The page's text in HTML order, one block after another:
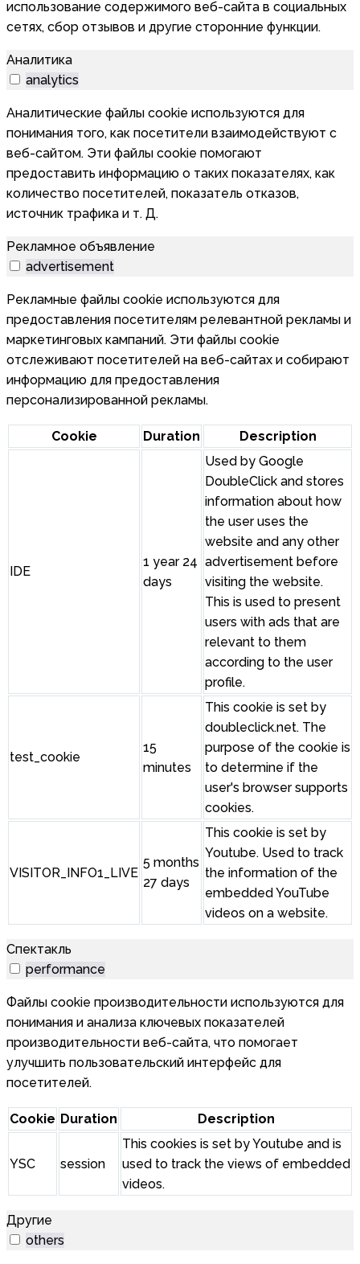
использование содержимого веб-сайта в социальных
сетях, сбор отзывов и другие сторонние функции.
Аналитика
analytics
Аналитические файлы cookie используются для
понимания того, как посетители взаимодействуют с
веб-сайтом. Эти файлы cookie помогают
предоставить информацию о таких показателях, как
количество посетителей, показатель отказов,
источник трафика и т. Д.
Рекламное объявление
advertisement
Рекламные файлы cookie используются для
предоставления посетителям релевантной рекламы и
маркетинговых кампаний. Эти файлы cookie
отслеживают посетителей на веб-сайтах и собирают
информацию для предоставления
персонализированной рекламы.
Cookie Duration Description
IDE
1 year 24
days
Used by Google
DoubleClick and stores
information about how
the user uses the
website and any other
advertisement before
visiting the website.
This is used to present
users with ads that are
relevant to them
according to the user
profile.
test_cookie
15
minutes
This cookie is set by
doubleclick.net. The
purpose of the cookie is
to determine if the
user's browser supports
cookies.
VISITOR_INFO1_LIVE
5 months
27 days
This cookie is set by
Youtube. Used to track
the information of the
embedded YouTube
videos on a website.
Спектакль
performance
Файлы cookie производительности используются для
понимания и анализа ключевых показателей
производительности веб-сайта, что помогает
улучшить пользовательский интерфейс для
посетителей.
Cookie Duration Description
YSC session
This cookies is set by Youtube and is
used to track the views of embedded
videos.
Другие
others